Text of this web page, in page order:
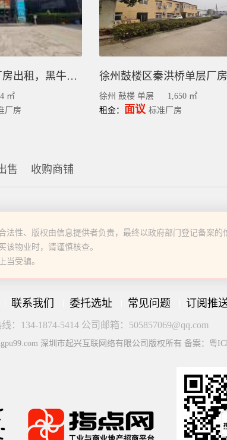
天津河西区单层厂房出租，黑牛城道4S店面出租，3294平
㎡
厂房
徐州 鼓楼 单层
1,650 ㎡
租金： 面议 标准厂房
售 收购商铺
性、版权由信息提供者负责，最终以政府部门登记备案的
该物业时，请谨慎核查。
当受骗。
联系我们 委托选址 常见问题 订阅推
：134-1874-5414 公司邮箱：505857069@qq.com
深圳市起兴互联网络有限公司版权所有 备案：粤